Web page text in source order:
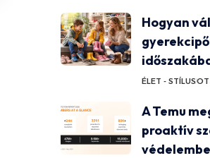
Hogyan
ÉLET - STÍLUS
A Temu
proaktív